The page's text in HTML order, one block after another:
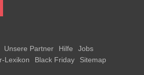
Unsere Partner Hilfe
Jobs
Lexikon Black Friday
Sitemap